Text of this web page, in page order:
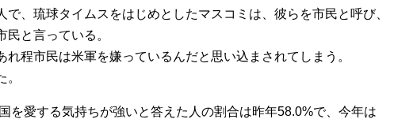
で、琉球タイムスをはじめとしたマスコミは、彼らを市民と呼び、
と言っている。
れ程市民は米軍を嫌っているんだと思い込まされてしまう。
を愛する気持ちが強いと答えた人の割合は昨年58.0%で、今年は